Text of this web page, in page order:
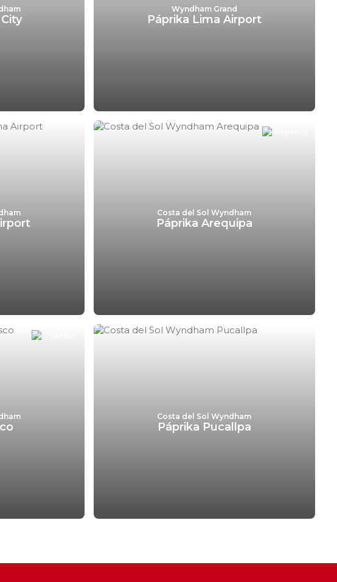
Wyndham Grand
Páprika Lima Airport
Costa del Sol Wyndham
Páprika Arequipa
Costa del Sol Wyndham
Páprika Pucallpa